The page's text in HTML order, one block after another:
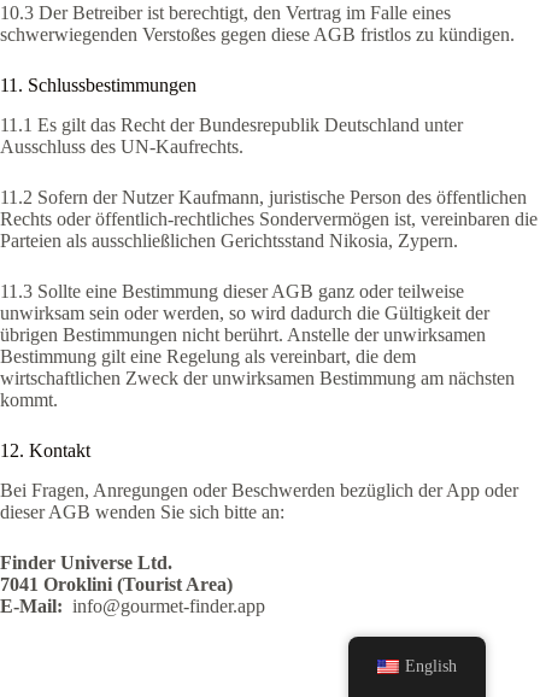
10.3 Der Betreiber ist berechtigt, den Vertrag im Falle eines
schwerwiegenden Verstoßes gegen diese AGB fristlos zu kündigen.
11. Schlussbestimmungen
11.1 Es gilt das Recht der Bundesrepublik Deutschland unter
Ausschluss des UN-Kaufrechts.
11.2 Sofern der Nutzer Kaufmann, juristische Person des öffentlichen
Rechts oder öffentlich-rechtliches Sondervermögen ist, vereinbaren die
Parteien als ausschließlichen Gerichtsstand Nikosia, Zypern.
11.3 Sollte eine Bestimmung dieser AGB ganz oder teilweise
unwirksam sein oder werden, so wird dadurch die Gültigkeit der
übrigen Bestimmungen nicht berührt. Anstelle der unwirksamen
Bestimmung gilt eine Regelung als vereinbart, die dem
wirtschaftlichen Zweck der unwirksamen Bestimmung am nächsten
kommt.
12. Kontakt
Bei Fragen, Anregungen oder Beschwerden bezüglich der App oder
dieser AGB wenden Sie sich bitte an:
Finder Universe Ltd.
7041 Oroklini (Tourist Area)
E-Mail: info@gourmet-finder.app
English